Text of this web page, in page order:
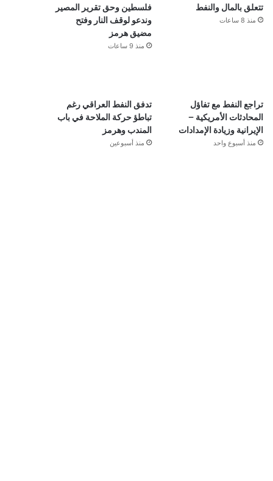
تتعلق بالمال والنفط
منذ 8 ساعات
فلسطين وحق تقرير المصير
وندعو لوقف النار وفتح
مضيق هرمز
منذ 9 ساعات
تراجع النفط مع تفاؤل
المحادثات الأمريكية –
الإيرانية وزيادة الإمدادات
منذ أسبوع واحد
تدفق النفط العراقي رغم
تباطؤ حركة الملاحة في باب
المندب وهرمز
منذ أسبوعين